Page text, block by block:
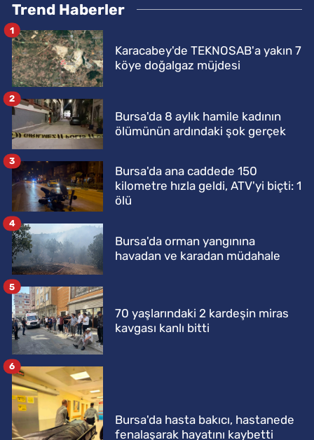
Trend Haberler
Karacabey'de TEKNOSAB'a yakın 7
köye doğalgaz müjdesi
1
Bursa'da 8 aylık hamile kadının
ölümünün ardındaki şok gerçek
2
Bursa'da ana caddede 150
kilometre hızla geldi, ATV'yi biçti: 1
ölü
3
Bursa'da orman yangınına
havadan ve karadan müdahale
4
70 yaşlarındaki 2 kardeşin miras
kavgası kanlı bitti
5
Bursa'da hasta bakıcı, hastanede
fenalaşarak hayatını kaybetti
6